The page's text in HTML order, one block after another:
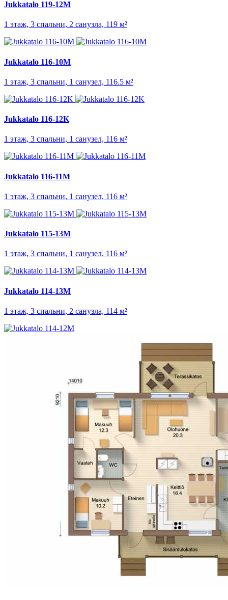
Jukkatalo 119-12M
1 этаж, 3 спальни, 2 санузла, 119 м²
Jukkatalo 116-10M
1 этаж, 3 спальни, 1 санузел, 116.5 м²
Jukkatalo 116-12K
1 этаж, 3 спальни, 1 санузел, 116 м²
Jukkatalo 116-11M
1 этаж, 3 спальни, 1 санузел, 116 м²
Jukkatalo 115-13M
1 этаж, 3 спальни, 1 санузел, 116 м²
Jukkatalo 114-13M
1 этаж, 3 спальни, 2 санузла, 114 м²